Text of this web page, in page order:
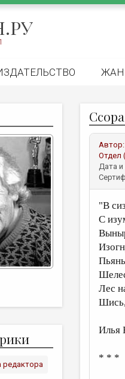
редактора
Автор:
Отдел
Дата и
"В
С
Лес
Шись,
Илья
* * *